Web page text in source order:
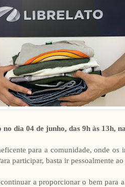
dia 04 de junho, das 9h às 13h,
para a comunidade, onde os
participar, basta ir pessoalmente
a proporcionar o bem para